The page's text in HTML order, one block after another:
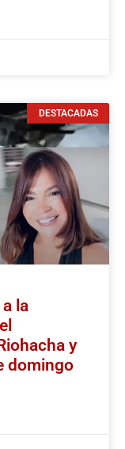
DESTACADAS
la
y
domingo